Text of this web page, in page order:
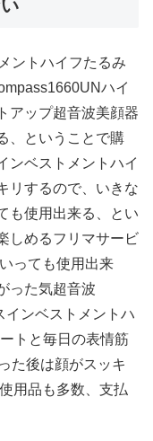
ントハイフたるみ
ハイ
アップ超音波美顔器
、ということで購
ンベストメントハイ
リするので、いきな
も使用出来る、とい
しめるフリマサービ
っても使用出来
った気超音波
インベストメントハ
トと毎日の表情筋
た後は顔がスッキ
用品も多数、支払